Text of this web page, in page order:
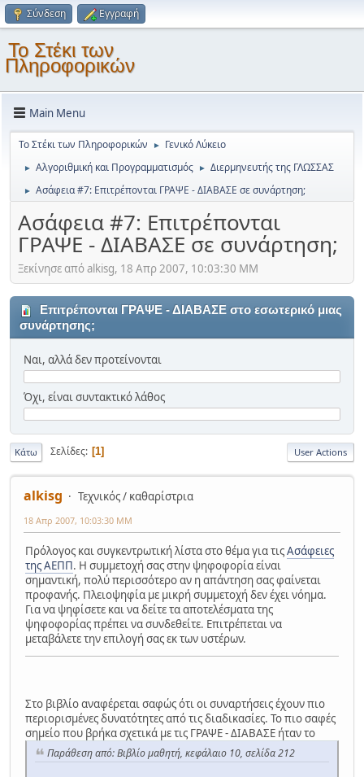
Σύνδεση Εγγραφή
Το Στέκι των
Πληροφορικών
Main Menu
Το Στέκι των Πληροφορικών ► Γενικό Λύκειο
► Αλγοριθμική και Προγραμματισμός ► Διερμηνευτής της ΓΛΩΣΣΑΣ
► Ασάφεια #7: Επιτρέπονται ΓΡΑΨΕ - ΔΙΑΒΑΣΕ σε συνάρτηση;
Ασάφεια #7: Επιτρέπονται
ΓΡΑΨΕ - ΔΙΑΒΑΣΕ σε συνάρτηση;
Ξεκίνησε από alkisg, 18 Απρ 2007, 10:03:30 ΜΜ
Επιτρέπονται ΓΡΑΨΕ - ΔΙΑΒΑΣΕ στο εσωτερικό μιας
συνάρτησης;
Ναι, αλλά δεν προτείνονται
Όχι, είναι συντακτικό λάθος
Κάτω Σελίδες 1 User Actions
alkisg Τεχνικός / καθαρίστρια
18 Απρ 2007, 10:03:30 ΜΜ
Πρόλογος και συγκεντρωτική λίστα στο θέμα για τιςΑσάφειες
της ΑΕΠΠ. Η συμμετοχή σας στην ψηφοφορία είναι
σημαντική, πολύ περισσότερο αν η απάντηση σας φαίνεται
προφανής. Πλειοψηφία με μικρή συμμετοχή δεν έχει νόημα.
Για να ψηφίσετε και να δείτε τα αποτελέσματα της
ψηφοφορίας πρέπει να συνδεθείτε. Επιτρέπεται να
μεταβάλετε την επιλογή σας εκ των υστέρων.
Στο βιβλίο αναφέρεται σαφώς ότι οι συναρτήσεις έχουν πιο
περιορισμένες δυνατότητες από τις διαδικασίες. Το πιο σαφές
σημείο που βρήκα σχετικά με τις ΓΡΑΨΕ - ΔΙΑΒΑΣΕ ήταν το
Παράθεση από: Βιβλίο μαθητή, κεφάλαιο 10, σελίδα 212